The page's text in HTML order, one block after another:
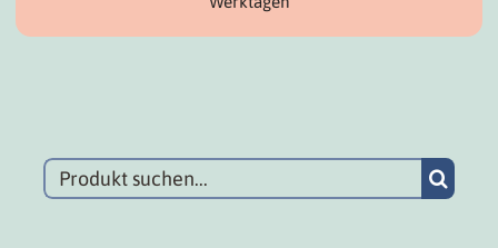
Suchen